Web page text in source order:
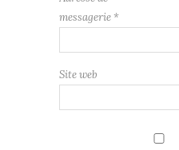
messagerie *
Site web